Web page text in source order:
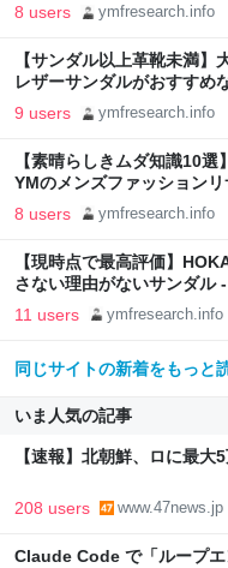
8 users ymfresearch.info
【サンダル以上革靴未満
レザーサンダルがおすすめ
ーチ
9 users ymfresearch.info
【素晴らしきムダ知識10
YMのメンズファッション
8 users ymfresearch.info
【現時点で最高評価】
さない理由がないサンダル
11 users ymfresearch.info
同じサイトの新着をもっと
いま人気の記事
【速報】北朝鮮、ロに最大
208 users www.47news.jp
Claude Code で「ループ